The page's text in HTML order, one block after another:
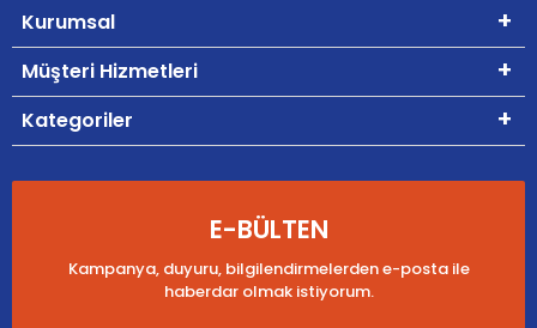
Kurumsal
Müşteri Hizmetleri
Kategoriler
E-BÜLTEN
Kampanya, duyuru, bilgilendirmelerden e-posta ile
haberdar olmak istiyorum.